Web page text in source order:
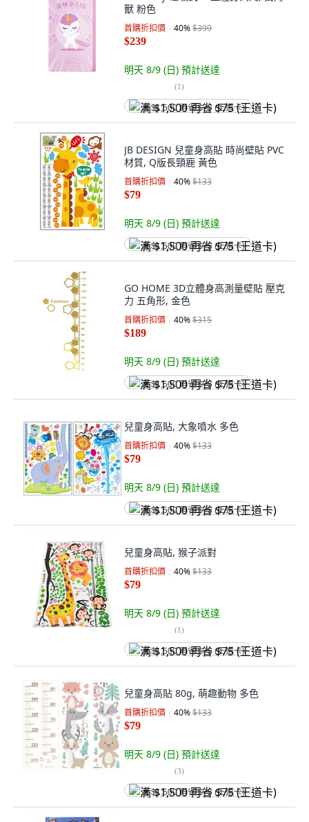
獸 粉色
首購折扣價 40%$399
$239
明天 8/9 (日) 預計送達
(1)
满 $1,500 再省 $75 (王道卡)
JB DESIGN 兒童身高貼 時尚壁貼 PVC
材質, Q版長頸鹿 黃色
首購折扣價 40%$133
$79
明天 8/9 (日) 預計送達
满 $1,500 再省 $75 (王道卡)
GO HOME 3D立體身高測量壁貼 壓克
力 五角形, 金色
首購折扣價 40%$315
$189
明天 8/9 (日) 預計送達
满 $1,500 再省 $75 (王道卡)
兒童身高貼, 大象噴水 多色
首購折扣價 40%$133
$79
明天 8/9 (日) 預計送達
满 $1,500 再省 $75 (王道卡)
兒童身高貼, 猴子派對
首購折扣價 40%$133
$79
明天 8/9 (日) 預計送達
(1)
满 $1,500 再省 $75 (王道卡)
兒童身高貼 80g, 萌趣動物 多色
首購折扣價 40%$133
$79
明天 8/9 (日) 預計送達
(3)
满 $1,500 再省 $75 (王道卡)